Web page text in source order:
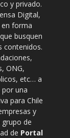
y privado.
Digital,
en forma
busquen
contenidos.
ONG,
etc… a
una
para Chile
y
de
de Portal